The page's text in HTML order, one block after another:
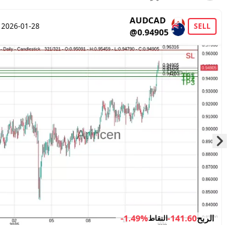
SELL
AUDCAD
@0.94905
2026-01-28 08:33
الربح-141.60النقاط-1.49%
Skip to next slide page